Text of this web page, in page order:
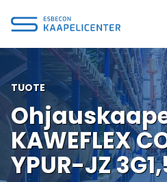
sisältöön
TUOTE
KAWEFLEX
YPUR-JZ